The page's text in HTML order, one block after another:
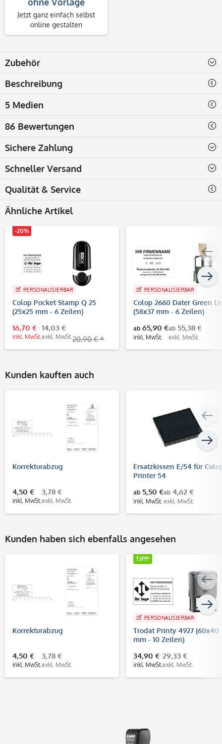
Jetzt ganz einfach selbst
online gestalten
Zubehör
Beschreibung
5 Medien
86 Bewertungen
Sichere Zahlung
Schneller Versand
Qualität & Service
Ähnliche Artikel
-20%
PERSONALISIERBAR
Colop Pocket Stamp Q 25
(25x25 mm - 6 Zeilen)
16,70 €
inkl. MwSt.
14,03 €
exkl. MwSt. 20,90 € *
PERSONALISIERBAR
Colop 2660 Dater Green
(58x37 mm - 6 Zeilen)
ab 65,90 €
inkl. MwSt.
ab 55,38 €
exkl. MwSt.
Kunden kauften auch
Korrekturabzug
4,50 €
inkl. MwSt.
3,78 €
exkl. MwSt.
Ersatzkissen E/54 für
Printer 54
ab 5,50 €
inkl. MwSt.
ab 4,62 €
exkl. MwSt.
Kunden haben sich ebenfalls angesehen
Korrekturabzug
4,50 €
inkl. MwSt.
3,78 €
exkl. MwSt.
TIPP!
PERSONALISIERBAR
Trodat Printy 4927 (60x40
mm - 10 Zeilen)
34,90 €
inkl. MwSt.
29,33 €
exkl. MwSt.